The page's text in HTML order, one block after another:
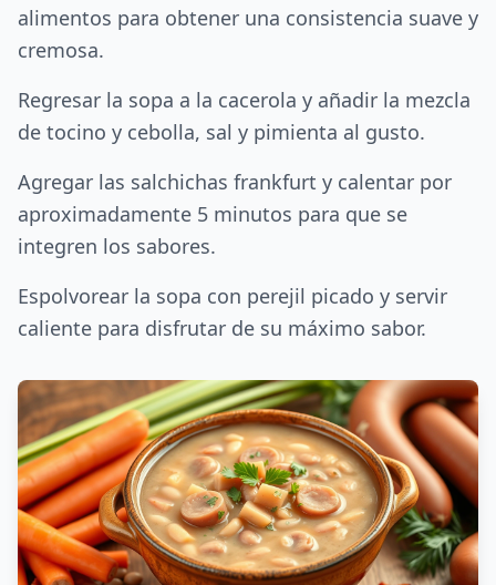
alimentos para obtener una consistencia suave y
cremosa.
Regresar la sopa a la cacerola y añadir la mezcla
de tocino y cebolla, sal y pimienta al gusto.
Agregar las salchichas frankfurt y calentar por
aproximadamente 5 minutos para que se
integren los sabores.
Espolvorear la sopa con perejil picado y servir
caliente para disfrutar de su máximo sabor.